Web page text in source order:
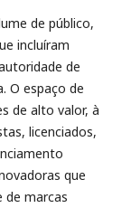
de público,
incluíram
de
O espaço de
de alto valor, à
licenciados,
que
de marcas